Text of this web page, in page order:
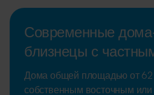
Современные
близнецы с
Дома общей площадью от 62
собственным восточным